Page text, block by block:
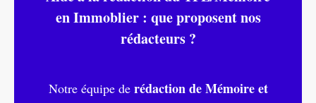
en Immoblier : que proposent nos
rédacteurs ?
Notre équipe de rédaction de Mémoire et